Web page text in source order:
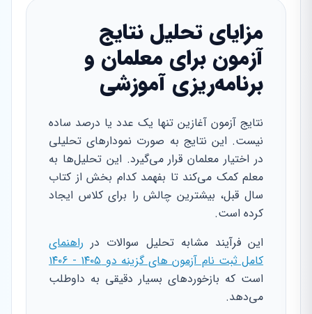
مزایای تحلیل نتایج
آزمون برای معلمان و
برنامه‌ریزی آموزشی
نتایج آزمون آغازین تنها یک عدد یا درصد ساده
نیست. این نتایج به صورت نمودارهای تحلیلی
در اختیار معلمان قرار می‌گیرد. این تحلیل‌ها به
معلم کمک می‌کند تا بفهمد کدام بخش از کتاب
سال قبل، بیشترین چالش را برای کلاس ایجاد
کرده است.
این فرآیند مشابه تحلیل سوالات در راهنمای
کامل ثبت نام آزمون های گزینه دو ۱۴۰۵ - ۱۴۰۶
است که بازخوردهای بسیار دقیقی به داوطلب
می‌دهد.